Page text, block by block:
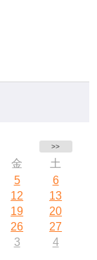
>>
金
土
5
6
12
13
19
20
26
27
3 4